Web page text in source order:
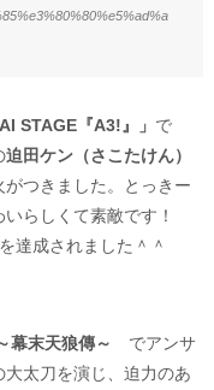
STAGE『A3!』」 で
迫田ケン（さこたけん）
つきました。とっきー
らしくて素敵です！
達成されました＾＾
幕末天狼傳～
でアンサ
太刀を演じ、迫力のあ